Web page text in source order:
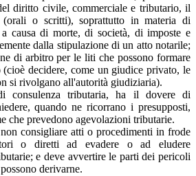
diritto civile, commerciale e tributario, il
o scritti), soprattutto in materia di
causa di morte, di società, di imposte e
dalla stipulazione di un atto notarile;
di arbitro per le liti che possono formare
(cioè decidere, come un giudice privato, le
si rivolgano all'autorità giudiziaria).
consulenza tributaria, ha il dovere di
quando ne ricorrano i presupposti,
che prevedono agevolazioni tributarie.
consigliare atti o procedimenti in frode
o diretti ad evadere o ad eludere
e deve avvertire le parti dei pericoli
derivarne.